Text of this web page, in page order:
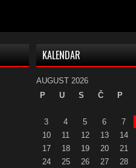
KALENDAR
AUGUST 2026
P
U S Č P
3
4 5 6 7
10
11 12 13 14
17
18 19 20 21
24
25 26 27 28